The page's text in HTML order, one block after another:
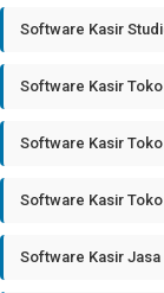
Software Kasir
Software Kasir
Software Kasir
Software Kasir
Software Kasir